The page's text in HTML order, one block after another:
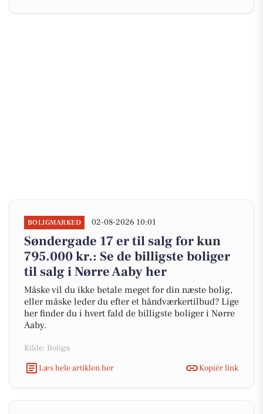
BOLIGMARKED 02-08-2026 10:01
Søndergade 17 er til salg for kun
795.000 kr.: Se de billigste boliger
til salg i Nørre Aaby her
Måske vil du ikke betale meget for din næste bolig,
eller måske leder du efter et håndværkertilbud? Lige
her finder du i hvert fald de billigste boliger i Nørre
Aaby.
Kilde: Boliga
Læs hele artiklen her
Kopiér link